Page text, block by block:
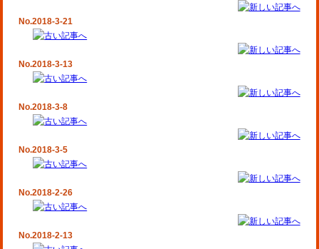
No.2018-3-21
No.2018-3-13
No.2018-3-8
No.2018-3-5
No.2018-2-26
No.2018-2-13